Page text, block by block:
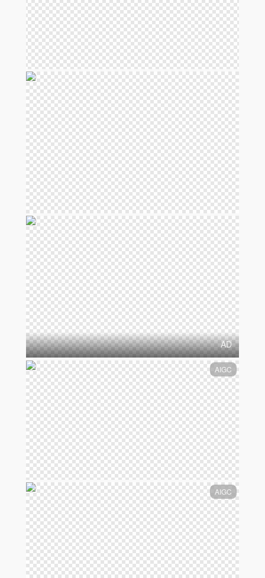
AD
AIGC
AIGC